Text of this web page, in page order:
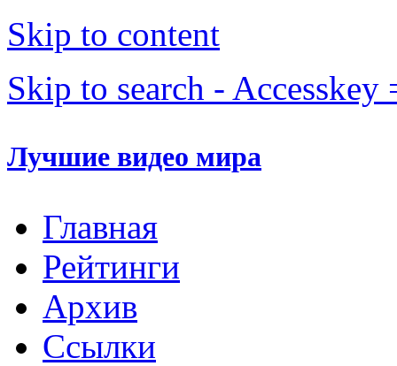
Skip to content
Skip to search - Accesskey
Лучшие видео мира
Главная
Рейтинги
Архив
Ссылки